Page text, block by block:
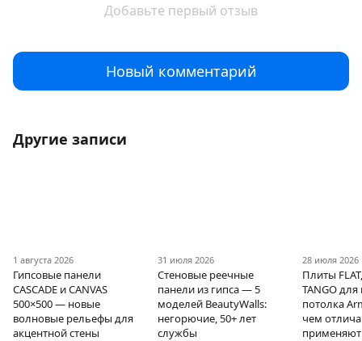
Добавьте первый отзыв
Новый комментарий
Другие записи
1 августа 2026
Гипсовые панели
CASCADE и CANVAS
500×500 — новые
волновые рельефы для
акцентной стены
31 июля 2026
Стеновые реечные
панели из гипса — 5
моделей BeautyWalls:
негорючие, 50+ лет
службы
28 июля 2026
Плиты
TANGO
потолка
чем
применяют